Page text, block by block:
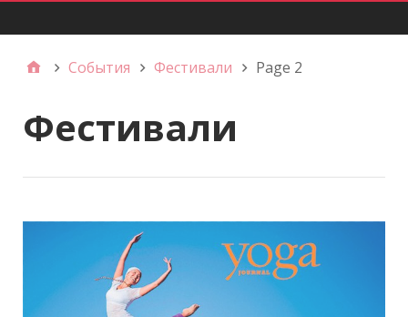
События Фестивали Page 2
Фестивали